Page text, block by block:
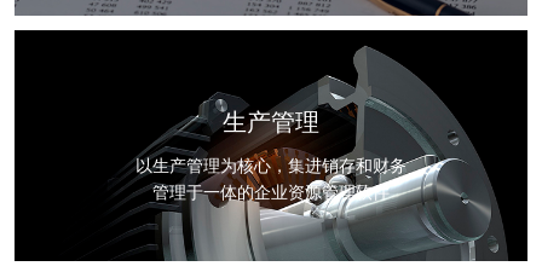
生产管理
以生产管理为核心，集进销存和财务
管理于一体的企业资源管理软件